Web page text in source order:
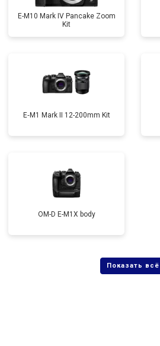
E-M10 Mark IV Pancake Zoom
Kit
E‑M1 Mark II 12-200mm Kit
OM-D E-M1X body